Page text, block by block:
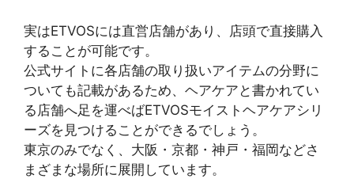
実はETVOSには直営店舗があり、店頭で直接購入
することが可能です。
公式サイトに各店舗の取り扱いアイテムの分野に
ついても記載があるため、ヘアケアと書かれてい
る店舗へ足を運べばETVOSモイストヘアケアシリ
ーズを見つけることができるでしょう。
東京のみでなく、大阪・京都・神戸・福岡などさ
まざまな場所に展開しています。